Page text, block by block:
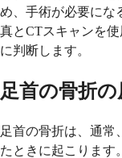
め、手術が必要にな
真とCTスキャンを
に判断します。
足首の骨折の
足首の骨折は、通常
たときに起こります